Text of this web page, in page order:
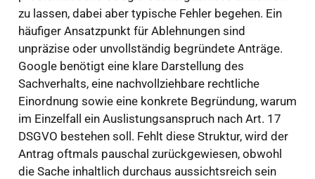
zu lassen, dabei aber typische Fehler begehen. Ein
häufiger Ansatzpunkt für Ablehnungen sind
unpräzise oder unvollständig begründete Anträge.
Google benötigt eine klare Darstellung des
Sachverhalts, eine nachvollziehbare rechtliche
Einordnung sowie eine konkrete Begründung, warum
im Einzelfall ein Auslistungsanspruch nach Art. 17
DSGVO bestehen soll. Fehlt diese Struktur, wird der
Antrag oftmals pauschal zurückgewiesen, obwohl
die Sache inhaltlich durchaus aussichtsreich sein